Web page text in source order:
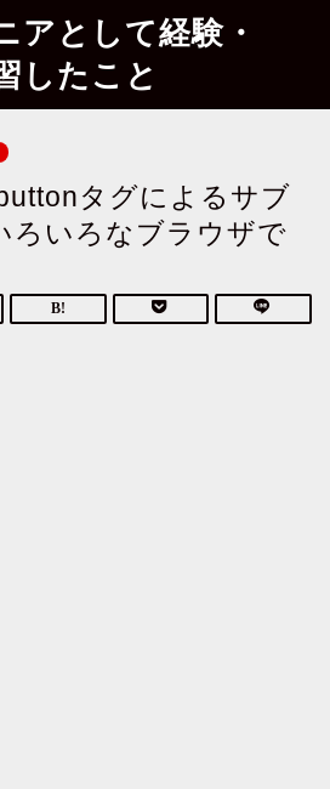
アとして経験・
したこと
タグによるサブ
ろいろなブラウザで